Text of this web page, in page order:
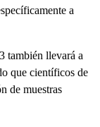
a
también llevará a
que científicos de
de muestras